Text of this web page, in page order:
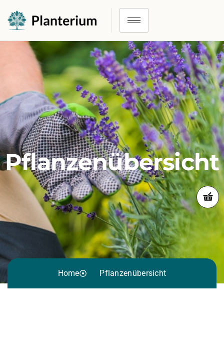
Pflanzenübersicht
Home Pflanzenübersicht